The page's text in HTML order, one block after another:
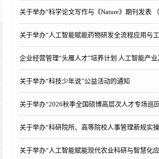
关于举办“科学论文写作与《Nature》期刊发表
关于举办“人工智能赋能药物研发全流程应用与
企业经营管理“头雁人才”培养计划 人工智能产
关于举办“科技少年说”公益活动的通知
关于举办“2026秋季全国硕博高层次人才专场巡
关于举办“科研院所、高等院校人事管理新规实
关于举办“人工智能赋能现代农业科研与智慧化